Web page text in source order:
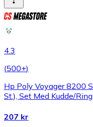
4.3
(500+)
Hp Poly Voyager 8200
St.), Set Med Kudde/
207 kr